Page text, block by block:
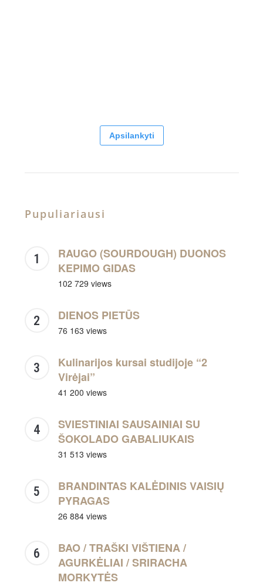
Apsilankyti
Pupuliariausi
RAUGO (SOURDOUGH) DUONOS
KEPIMO GIDAS
102 729 views
DIENOS PIETŪS
76 163 views
Kulinarijos kursai studijoje “2
Virėjai”
41 200 views
SVIESTINIAI SAUSAINIAI SU
ŠOKOLADO GABALIUKAIS
31 513 views
BRANDINTAS KALĖDINIS VAISIŲ
PYRAGAS
26 884 views
BAO / TRAŠKI VIŠTIENA /
AGURKĖLIAI / SRIRACHA
MORKYTĖS